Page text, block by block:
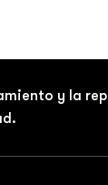
y la